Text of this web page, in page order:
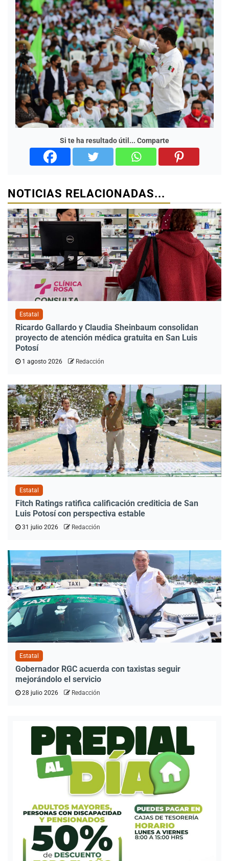
Si te ha resultado útil... Comparte
NOTICIAS RELACIONADAS...
Estatal
Ricardo Gallardo y Claudia Sheinbaum consolidan
proyecto de atención médica gratuita en San Luis
Potosí
1 agosto 2026 Redacción
Estatal
Fitch Ratings ratifica calificación crediticia de San
Luis Potosí con perspectiva estable
31 julio 2026 Redacción
Estatal
Gobernador RGC acuerda con taxistas seguir
mejorándolo el servicio
28 julio 2026 Redacción